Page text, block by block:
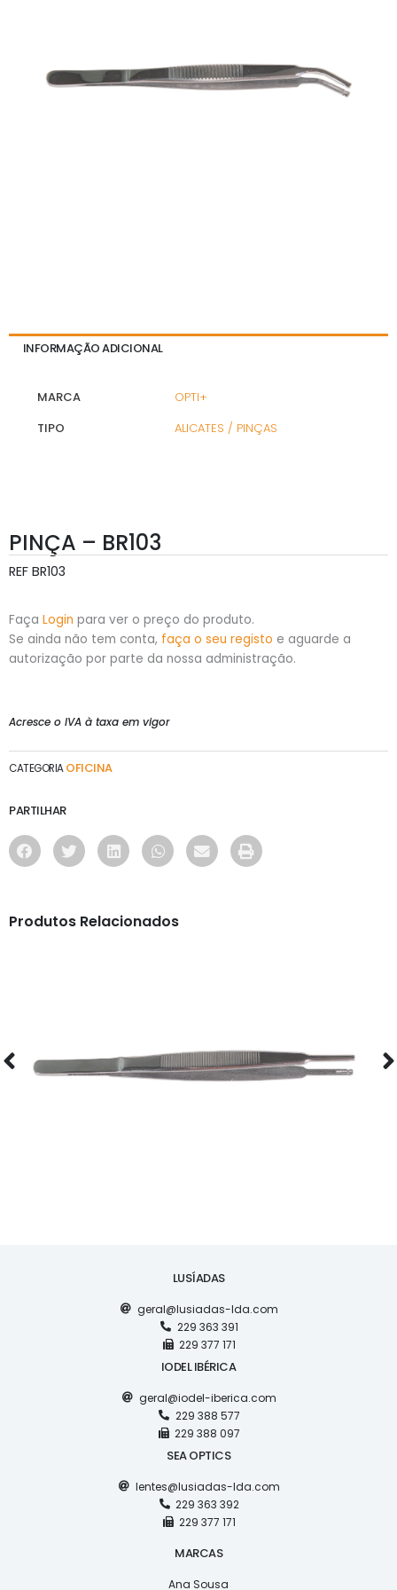
INFORMAÇÃO ADICIONAL
MARCA
OPTI+
TIPO
ALICATES / PINÇAS
PINÇA – BR103
REF BR103
Faça Login para ver o preço do produto.
Se ainda não tem conta, faça o seu registo e aguarde a
autorização por parte da nossa administração.
Acresce o IVA à taxa em vigor
CATEGORIA OFICINA
PARTILHAR
Produtos Relacionados
LUSÍADAS
geral@lusiadas-lda.com
229 363 391
229 377 171
IODEL IBÉRICA
geral@iodel-iberica.com
229 388 577
229 388 097
SEA OPTICS
lentes@lusiadas-lda.com
229 363 392
229 377 171
MARCAS
Ana Sousa